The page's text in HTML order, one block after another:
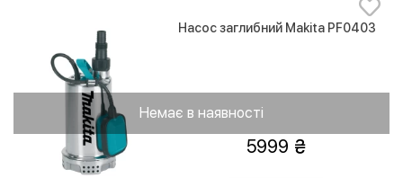
Немає в наявності
Насос заглибний Makita PF0403
5999